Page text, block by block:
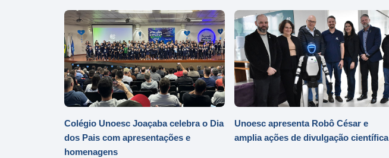
Colégio Unoesc Joaçaba celebra o Dia
dos Pais com apresentações e
homenagens
Unoesc apresenta Robô César e
amplia ações de divulgação científica